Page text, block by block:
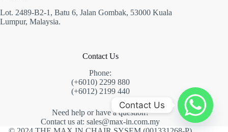
Lot. 2489-B2-1, Batu 6, Jalan Gombak, 53000 Kuala
Lumpur, Malaysia.
Contact Us
Phone:
(+6010) 2299 880
(+6012) 2199 440
Need help or have a question?
Contact us at:sales@max-in.com.my
Contact Us